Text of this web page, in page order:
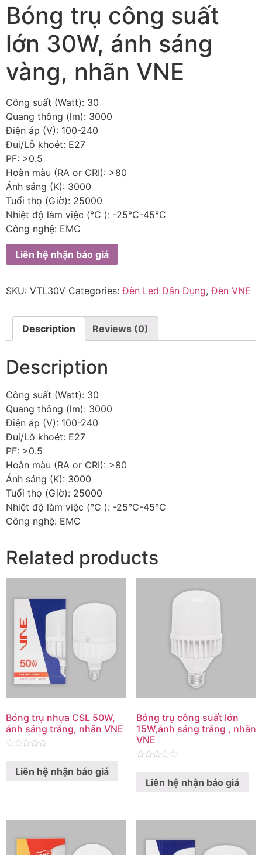
Bóng trụ công suất
lớn 30W, ánh sáng
vàng, nhãn VNE
Công suất (Watt): 30
Quang thông (lm): 3000
Điện áp (V): 100-240
Đui/Lỗ khoét: E27
PF: >0.5
Hoàn màu (RA or CRI): >80
Ánh sáng (K): 3000
Tuổi thọ (Giờ): 25000
Nhiệt độ làm việc (℃ ): -25℃-45℃
Công nghệ: EMC
Liên hệ nhận báo giá
SKU: VTL30V Categories:Đèn Led Dân Dụng,Đèn VNE
Description Reviews (0)
Description
Công suất (Watt): 30
Quang thông (lm): 3000
Điện áp (V): 100-240
Đui/Lỗ khoét: E27
PF: >0.5
Hoàn màu (RA or CRI): >80
Ánh sáng (K): 3000
Tuổi thọ (Giờ): 25000
Nhiệt độ làm việc (℃ ): -25℃-45℃
Công nghệ: EMC
Related products
Bóng trụ nhựa CSL 50W,
ánh sáng trắng, nhãn VNE
outLiên hệ nhận báo giá
Bóng trụ công suất lớn
15W,ánh sáng trắng , nhãn
VNE
outLiên hệ nhận báo giá